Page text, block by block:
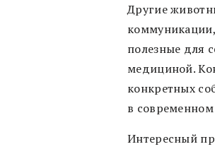
Другие
полезные для
медициной.
конкретных
в современном
Интересный